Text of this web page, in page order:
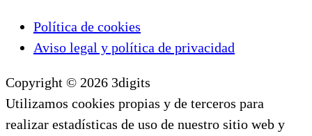
Política de cookies
Aviso legal y política de privacidad
Copyright © 2026 3digits
Utilizamos cookies propias y de terceros para
realizar estadísticas de uso de nuestro sitio web y